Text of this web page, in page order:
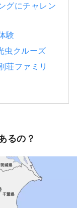
グにチャレン
験
虫クルーズ
荘ファミリ
るの？